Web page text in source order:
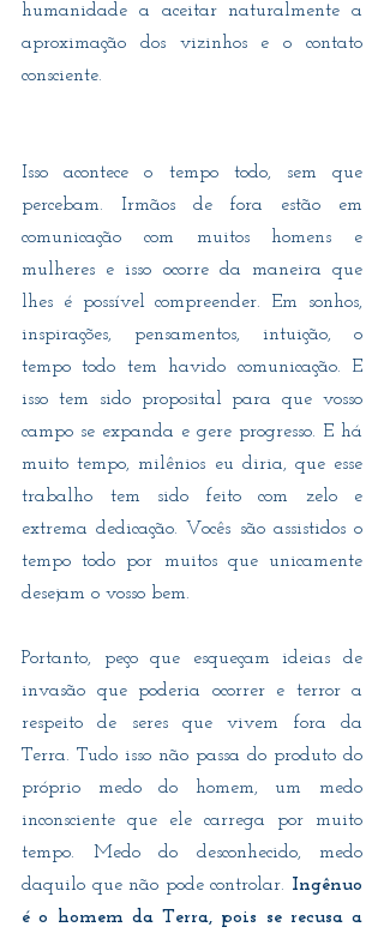
humanidade a aceitar naturalmente a
aproximação dos vizinhos e o contato
consciente.
Isso acontece o tempo todo, sem que
percebam. Irmãos de fora estão em
comunicação com muitos homens e
mulheres e isso ocorre da maneira que
lhes é possível compreender. Em sonhos,
inspirações, pensamentos, intuição, o
tempo todo tem havido comunicação. E
isso tem sido proposital para que vosso
campo se expanda e gere progresso. E há
muito tempo, milênios eu diria, que esse
trabalho tem sido feito com zelo e
extrema dedicação. Vocês são assistidos o
tempo todo por muitos que unicamente
desejam o vosso bem.
Portanto, peço que esqueçam ideias de
invasão que poderia ocorrer e terror a
respeito de seres que vivem fora da
Terra. Tudo isso não passa do produto do
próprio medo do homem, um medo
inconsciente que ele carrega por muito
tempo. Medo do desconhecido, medo
daquilo que não pode controlar. Ingênuo
é o homem da Terra, pois se recusa a